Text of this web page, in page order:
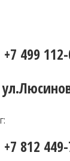
+7 499
+7 812